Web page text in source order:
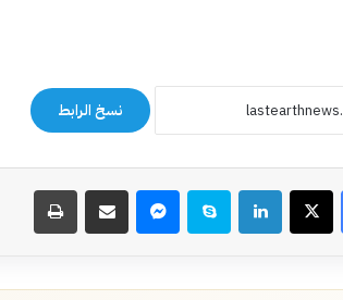
نسخ الرابط
فيسبوك‫X لينكدإن سكايب ماسنجر مشاركة عبر البريد طباعة